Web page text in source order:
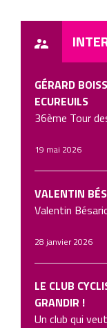
GÉRARD
ECUREUILS
36ème Tour
19 mai 2026
VALENTIN
Valentin
28 janvier 2026
LE CLUB
GRANDIR !
Un club qui